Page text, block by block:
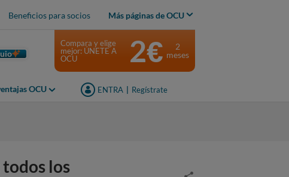
Beneficios para socios Más páginas de OCU
OCU ENTRA Regístrate
Compara y elige
mejor: ÚNETE A
OCU
2€
2
meses
los